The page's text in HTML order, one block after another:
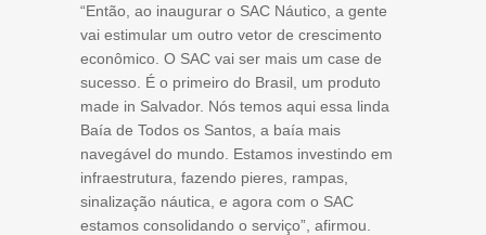
“Então, ao inaugurar o SAC Náutico, a gente
vai estimular um outro vetor de crescimento
econômico. O SAC vai ser mais um case de
sucesso. É o primeiro do Brasil, um produto
made in Salvador. Nós temos aqui essa linda
Baía de Todos os Santos, a baía mais
navegável do mundo. Estamos investindo em
infraestrutura, fazendo pieres, rampas,
sinalização náutica, e agora com o SAC
estamos consolidando o serviço”, afirmou.